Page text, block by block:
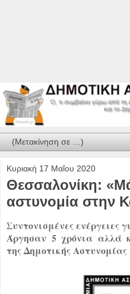
Κυριακή 17 Μαΐου 2020
Θεσσαλονίκη:
αστυνομία στην
Συντονισμένες
Άργησαν 5 χρόνια αλλά
της Δημοτικής Αστυνομίας